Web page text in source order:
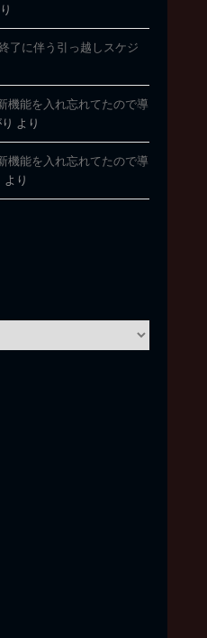
了に伴う引っ越しスケジ
機能を入れ忘れてたので導
より
機能を入れ忘れてたので導
より